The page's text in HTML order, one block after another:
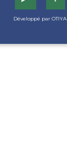
Développé par OTIYA